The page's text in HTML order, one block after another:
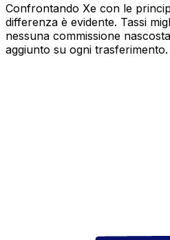
Confrontando Xe con le
differenza è evidente. Tassi
nessuna commissione
aggiunto su ogni trasferimento.